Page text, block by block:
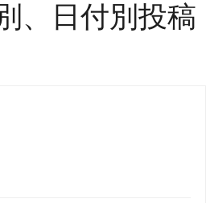
ー
ラ
、日付別投稿